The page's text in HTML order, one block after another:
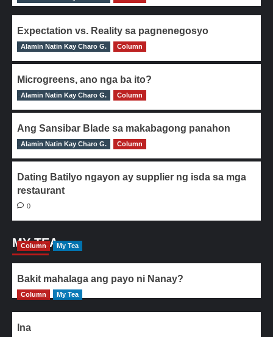
Expectation vs. Reality sa pagnenegosyo
0
Alamin Natin Kay Charo G. Column
Microgreens, ano nga ba ito?
0
Alamin Natin Kay Charo G. Column
Ang Sansibar Blade sa makabagong panahon
0
Alamin Natin Kay Charo G. Column
Dating Batilyo ngayon ay supplier ng isda sa mga
restaurant
0
MY TEA
Column My Tea
Bakit mahalaga ang payo ni Nanay?
Column My Tea
Ina